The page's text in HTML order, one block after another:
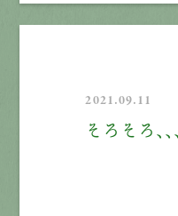
2021.09.11
そろそろ、、、